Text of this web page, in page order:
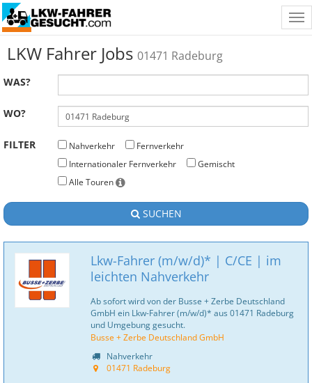
LKW Fahrer Jobs 01471 Radeburg
WAS?
WO?
FILTER Nahverkehr
Fernverkehr
Internationaler Fernverkehr
Gemischt
Alle Touren
SUCHEN
Lkw-Fahrer (m/w/d)* | C/CE | im
leichten Nahverkehr
Ab sofort wird von der Busse + Zerbe Deutschland
GmbH ein Lkw-Fahrer (m/w/d)* aus 01471 Radeburg
und Umgebung gesucht.
Busse + Zerbe Deutschland GmbH
Nahverkehr
01471 Radeburg